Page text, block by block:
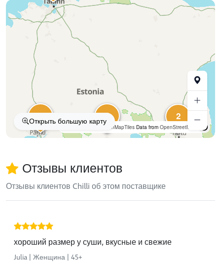
2
2 2
OpenFreeMap © OpenMapTiles Data from OpenStreetMap
Открыть большую карту
Отзывы клиентов
Отзывы клиентов Chilli об этом поставщике
хороший размер у суши, вкусные и свежие
Julia | Женщина | 45+